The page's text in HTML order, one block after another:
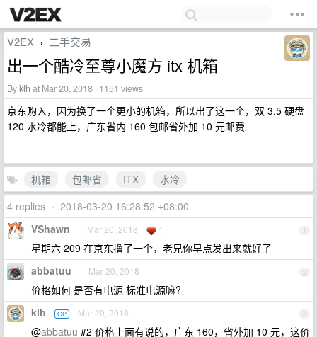
V2EX › 二手交易
出一个酷冷至尊小魔方 itx 机箱
Byklh at Mar 20, 2018 · 1151 views
京东购入，因为换了一个更小的机箱，所以出了这一个，双 3.5 硬盘
120 水冷都能上，广东省内 160 包邮省外加 10 元邮费
机箱 包邮省 ITX
水冷
4 replies • 2018-03-20 16:28:52 +08:00
1
VShawn Mar 20, 2018 1
星期六 209 在京东撸了一个，老兄你早点发出来就好了
2
abbatuu Mar 20, 2018
价格如何 是否有电源 标准电源嘛?
3
klh OP Mar 20, 2018
@abbatuu #2 价格上面有说的，广东 160，省外加 10 元，这价